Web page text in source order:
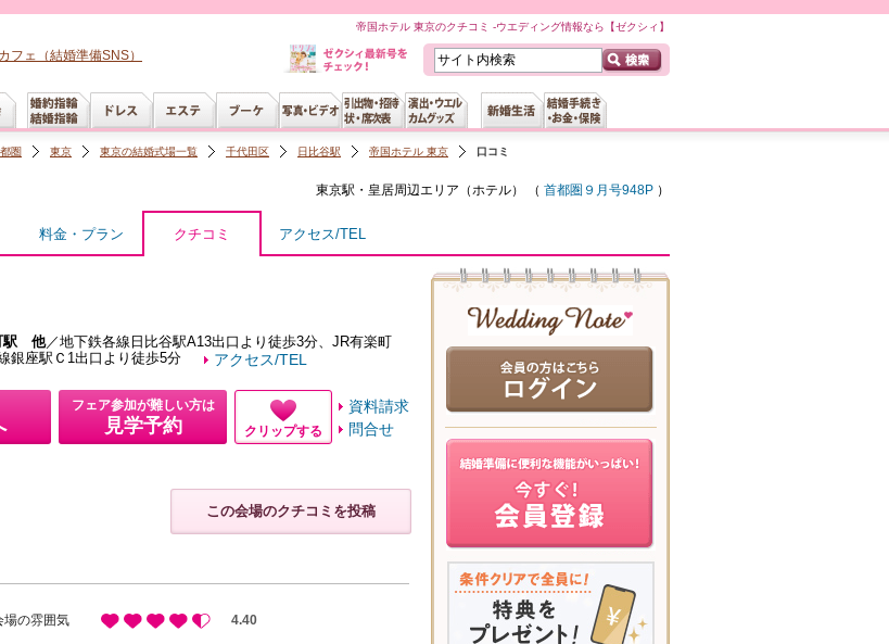
帝国ホテル 東京のクチコミ -ウエディング情報なら【ゼクシィ】
フェ（結婚準備SNS）
圏 東京 東京の結婚式場一覧 千代田区 日比谷駅 帝国ホテル 東京 口コミ
東京駅・皇居周辺エリア（ホテル） （ 首都圏９月号948P ）
料金・プラン クチコミ アクセス/TEL
駅 他／地下鉄各線日比谷駅A13出口より徒歩3分、JR有楽町
銀座駅Ｃ1出口より徒歩5分
アクセス/TEL
フェア参加が難しい方は
見学予約 クリップする
資料請求
問合せ
この会場のクチコミを投稿
場の雰囲気 4.40